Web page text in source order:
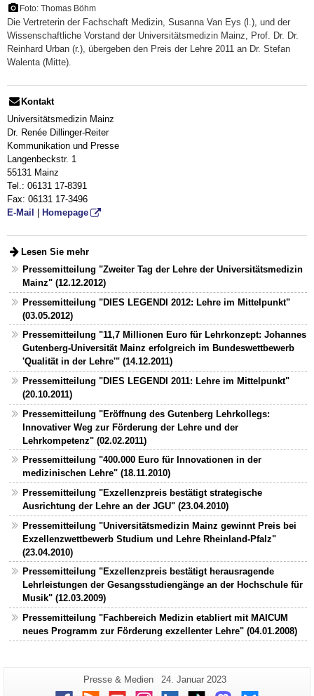
Foto: Thomas Böhm
Die Vertreterin der Fachschaft Medizin, Susanna Van Eys (l.), und der
Wissenschaftliche Vorstand der Universitätsmedizin Mainz, Prof. Dr. Dr.
Reinhard Urban (r.), übergeben den Preis der Lehre 2011 an Dr. Stefan
Walenta (Mitte).
Kontakt
Universitätsmedizin Mainz
Dr. Renée Dillinger-Reiter
Kommunikation und Presse
Langenbeckstr. 1
55131 Mainz
Tel.: 06131 17-8391
Fax: 06131 17-3496
E-Mail
Homepage
Lesen Sie mehr
Pressemitteilung "Zweiter Tag der Lehre der Universitätsmedizin
Mainz" (12.12.2012)
Pressemitteilung "DIES LEGENDI 2012: Lehre im Mittelpunkt"
(03.05.2012)
Pressemitteilung "11,7 Millionen Euro für Lehrkonzept: Johannes
Gutenberg-Universität Mainz erfolgreich im Bundeswettbewerb
'Qualität in der Lehre'" (14.12.2011)
Pressemitteilung "DIES LEGENDI 2011: Lehre im Mittelpunkt"
(20.10.2011)
Pressemitteilung "Eröffnung des Gutenberg Lehrkollegs:
Innovativer Weg zur Förderung der Lehre und der
Lehrkompetenz" (02.02.2011)
Pressemitteilung "400.000 Euro für Innovationen in der
medizinischen Lehre" (18.11.2010)
Pressemitteilung "Exzellenzpreis bestätigt strategische
Ausrichtung der Lehre an der JGU" (23.04.2010)
Pressemitteilung "Universitätsmedizin Mainz gewinnt Preis bei
Exzellenzwettbewerb Studium und Lehre Rheinland-Pfalz"
(23.04.2010)
Pressemitteilung "Exzellenzpreis bestätigt herausragende
Lehrleistungen der Gesangsstudiengänge an der Hochschule für
Musik" (12.03.2009)
Pressemitteilung "Fachbereich Medizin etabliert mit MAICUM
neues Programm zur Förderung exzellenter Lehre" (04.01.2008)
Zusätzliche
Informationen
Seiten-
Name:
Presse & Medien
Letzte
Aktualisierung:
24. Januar 2023